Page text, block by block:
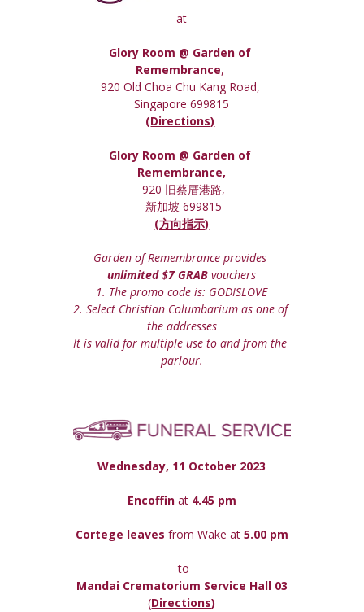
at
Glory Room @ Garden of
Remembrance,
920 Old Choa Chu Kang Road,
Singapore 699815
(Directions)
Glory Room @ Garden of
Remembrance,
920 旧蔡厝港路,
新加坡 699815
(方向指示)
Garden of Remembrance provides
unlimited $7 GRAB vouchers
1. The promo code is: GODISLOVE
2. Select Christian Columbarium as one of
the addresses
It is valid for multiple use to and from the
parlour.
Wednesday, 11 October 2023
Encoffin at 4.45 pm
Cortege leaves from Wake at 5.00 pm
to
Mandai Crematorium Service Hall 03
(Directions)